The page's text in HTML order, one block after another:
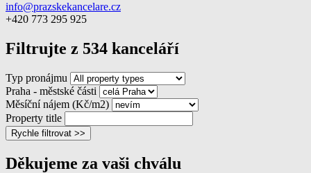
info@prazskekancelare.cz
+420 773 295 925
Filtrujte z 534 kanceláří
Typ pronájmu
Praha - městské části
Měsíční nájem (Kč/m2)
Property title
Rychle filtrovat >>
Děkujeme za vaši chválu